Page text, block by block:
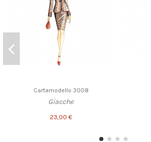
Cartamodello 3008
Giacche
23,00 €